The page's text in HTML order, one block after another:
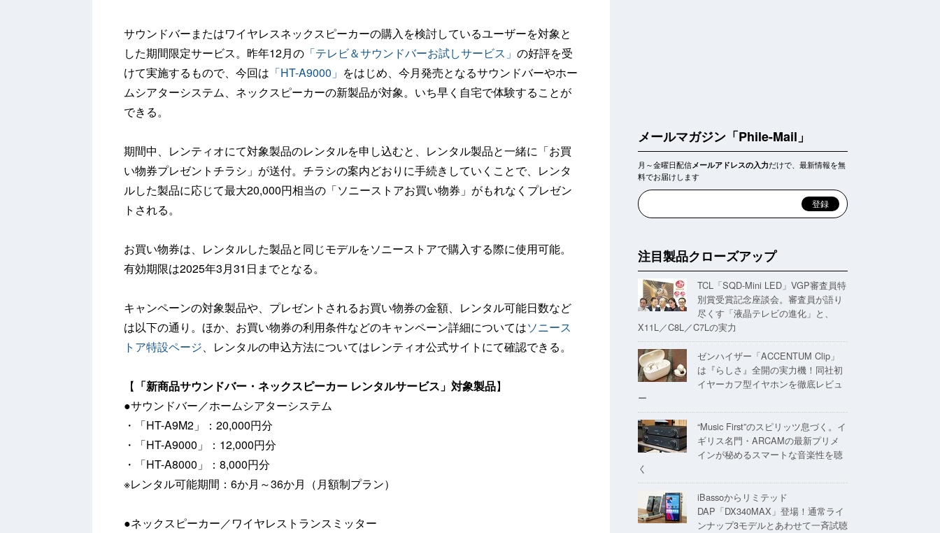
サウンドバーまたはワイヤレスネックスピーカーの購入を検討しているユーザーを対象と
した期間限定サービス。昨年12月の 「テレビ＆サウンドバーお試しサービス」 の好評を受
けて実施するもので、今回は 「HT-A9000」 をはじめ、今月発売となるサウンドバーやホー
ムシアターシステム、ネックスピーカーの新製品が対象。いち早く自宅で体験することが
できる。
期間中、レンティオにて対象製品のレンタルを申し込むと、レンタル製品と一緒に「お買
い物券プレゼントチラシ」が送付。チラシの案内どおりに手続きしていくことで、レンタ
ルした製品に応じて最大20,000円相当の「ソニーストアお買い物券」がもれなくプレゼン
トされる。
お買い物券は、レンタルした製品と同じモデルをソニーストアで購入する際に使用可能。
有効期限は2025年3月31日までとなる。
キャンペーンの対象製品や、プレゼントされるお買い物券の金額、レンタル可能日数など
は以下の通り。ほか、お買い物券の利用条件などのキャンペーン詳細についてはソニース
トア特設ページ 、レンタルの申込方法についてはレンティオ公式サイトにて確認できる。
【 「新商品サウンドバー・ネックスピーカー レンタルサービス」対象製品】
●サウンドバー／ホームシアターシステム
・「HT-A9M2」：20,000円分
・「HT-A9000」：12,000円分
・「HT-A8000」：8,000円分
※レンタル可能期間：6か月～36か月（月額制プラン）
●ネックスピーカー／ワイヤレストランスミッター
メールマガジン「Phile-Mail」
月～金曜日配信メールアドレスの入力だけで、最新情報を無
料でお届けします
注目製品クローズアップ
TCL「SQD-Mini LED」VGP審査員特
別賞受賞記念座談会。審査員が語り
尽くす「液晶テレビの進化」と、
X11L／C8L／C7Lの実力
ゼンハイザー「ACCENTUM Clip」
は『らしさ』全開の実力機！同社初
イヤーカフ型イヤホンを徹底レビュ
ー
“Music First”のスピリッツ息づく。イ
ギリス名門・ARCAMの最新プリメ
インが秘めるスマートな音楽性を聴
く
iBassoからリミテッド
DAP「DX340MAX」登場！通常ライ
ンナップ3モデルとあわせて一斉試聴